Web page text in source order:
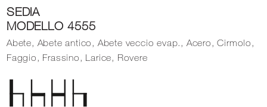
SEDIA
MODELLO 4555
Abete, Abete antico, Abete veccio evap., Acero, Cirmolo,
Faggio, Frassino, Larice, Rovere